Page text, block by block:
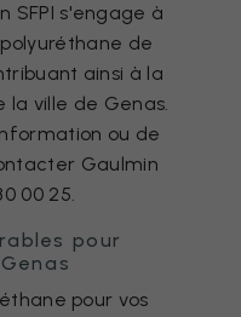
SFPI s'engage à
de
ainsi à la
ville de Genas.
ou de
Gaulmin
00 25.
pour
pour vos